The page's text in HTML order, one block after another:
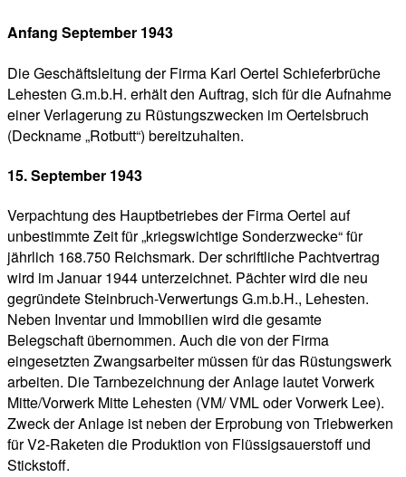
Anfang September 1943
Die Geschäftsleitung der Firma Karl Oertel Schieferbrüche
Lehesten G.m.b.H. erhält den Auftrag, sich für die Aufnahme
einer Verlagerung zu Rüstungszwecken im Oertelsbruch
(Deckname „Rotbutt“) bereitzuhalten.
15. September 1943
Verpachtung des Hauptbetriebes der Firma Oertel auf
unbestimmte Zeit für „kriegswichtige Sonderzwecke“ für
jährlich 168.750 Reichsmark. Der schriftliche Pachtvertrag
wird im Januar 1944 unterzeichnet. Pächter wird die neu
gegründete Steinbruch-Verwertungs G.m.b.H., Lehesten.
Neben Inventar und Immobilien wird die gesamte
Belegschaft übernommen. Auch die von der Firma
eingesetzten Zwangsarbeiter müssen für das Rüstungswerk
arbeiten. Die Tarnbezeichnung der Anlage lautet Vorwerk
Mitte/Vorwerk Mitte Lehesten (VM/ VML oder Vorwerk Lee).
Zweck der Anlage ist neben der Erprobung von Triebwerken
für V2-Raketen die Produktion von Flüssigsauerstoff und
Stickstoff.